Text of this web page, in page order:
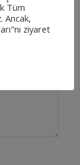
Tüm
Ancak,
ziyaret